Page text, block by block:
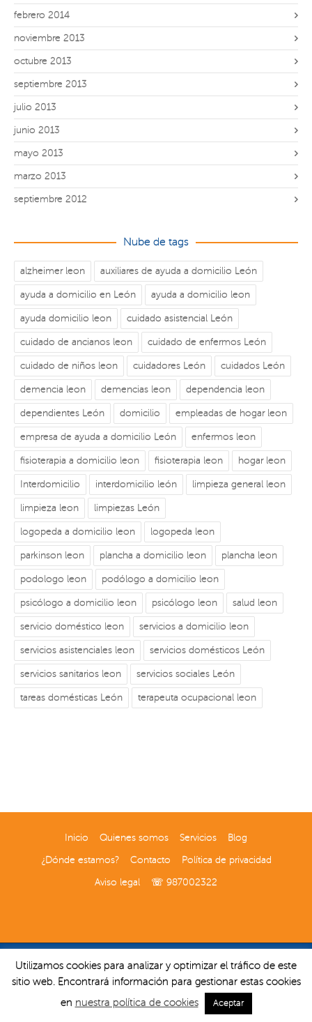
febrero 2014
noviembre 2013
octubre 2013
septiembre 2013
julio 2013
junio 2013
mayo 2013
marzo 2013
septiembre 2012
Nube de tags
alzheimer leon auxiliares de ayuda a domicilio León
ayuda a domicilio en León ayuda a domicilio leon
ayuda domicilio leon cuidado asistencial León
cuidado de ancianos leon cuidado de enfermos León
cuidado de niños leon cuidadores León cuidados León
demencia leon demencias leon dependencia leon
dependientes León domicilio empleadas de hogar leon
empresa de ayuda a domicilio León enfermos leon
fisioterapia a domicilio leon fisioterapia leon hogar leon
Interdomicilio interdomicilio león limpieza general leon
limpieza leon limpiezas León
logopeda a domicilio leon logopeda leon
parkinson leon plancha a domicilio leon plancha leon
podologo leon podólogo a domicilio leon
psicólogo a domicilio leon psicólogo leon salud leon
servicio doméstico leon servicios a domicilio leon
servicios asistenciales leon servicios domésticos León
servicios sanitarios leon servicios sociales León
tareas domésticas León terapeuta ocupacional leon
Inicio Quienes somos Servicios Blog
¿Dónde estamos? Contacto Política de privacidad
Aviso legal ☏ 987002322
Diseñado por Interdomicilio | Desarrollado en Wordpress
TwitterFacebookGoogle+YouTube
Utilizamos cookies para analizar y optimizar el tráfico de este
sitio web. Encontrará información para gestionar estas cookies
en nuestra política de cookies Aceptar